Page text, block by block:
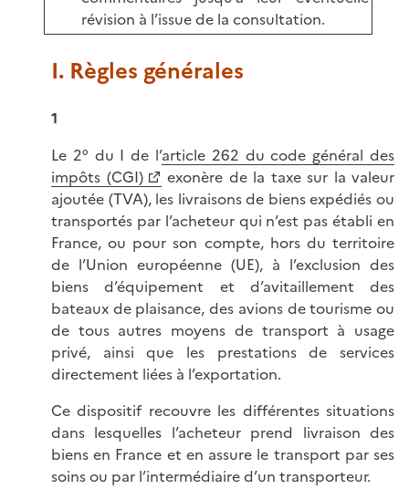
révision à l’issue de la consultation.
I. Règles générales
1
Le 2° du I de l’article 262 du code général des
impôts (CGI)
exonère de la taxe sur la valeur
ajoutée (TVA), les livraisons de biens expédiés ou
transportés par l’acheteur qui n’est pas établi en
France, ou pour son compte, hors du territoire
de l’Union européenne (UE), à l’exclusion des
biens d’équipement et d’avitaillement des
bateaux de plaisance, des avions de tourisme ou
de tous autres moyens de transport à usage
privé, ainsi que les prestations de services
directement liées à l’exportation.
Ce dispositif recouvre les différentes situations
dans lesquelles l’acheteur prend livraison des
biens en France et en assure le transport par ses
soins ou par l’intermédiaire d’un transporteur.